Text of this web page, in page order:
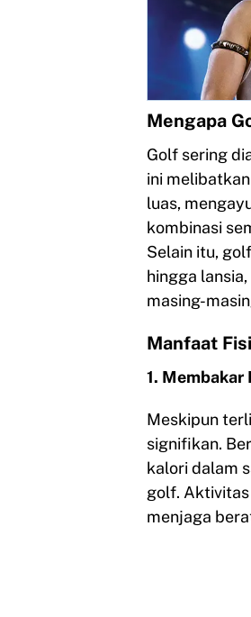
Mengapa
Golf sering
ini
luas,
kombinasi
Selain itu,
hingga
masing-
Manfaat
1. Membakar
Meskipun
signifikan.
kalori dalam
golf.
menjaga